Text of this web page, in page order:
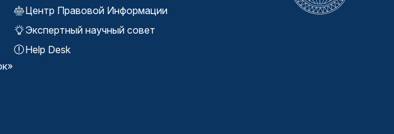
Help Desk
Экспертный научный совет
Центр Правовой Информации